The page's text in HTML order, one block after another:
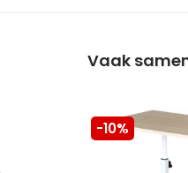
Vaak
-10%